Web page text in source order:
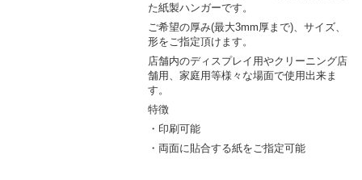
た紙製ハンガーです。
ご希望の厚み(最大3mm厚まで)、サイズ、
形をご指定頂けます。
店舗内のディスプレイ用やクリーニング店
舗用、家庭用等様々な場面で使用出来ま
す。
特徴
・印刷可能
・両面に貼合する紙をご指定可能